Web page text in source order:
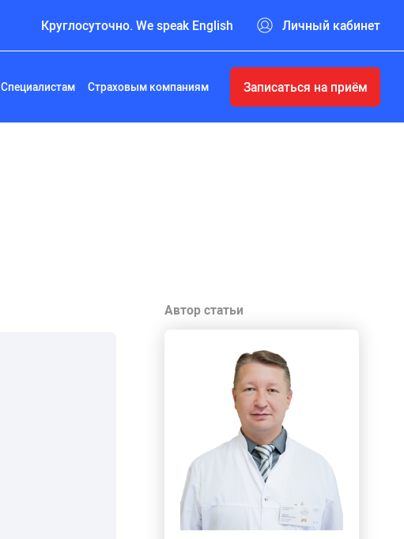
Круглосуточно. We speak English Личный кабинет
Специалистам Страховым компаниям Записаться на приём
Автор статьи